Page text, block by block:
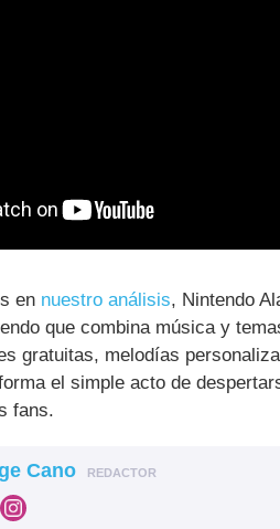
en nuestro análisis, Nintendo
que combina música y
gratuitas, melodías
el simple acto de
fans.
Cano REDACTOR